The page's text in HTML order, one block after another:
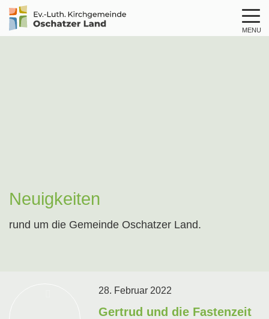
Logo
MENU
Neuigkeiten
rund um die Gemeinde Oschatzer Land.
28. Februar 2022
Gertrud und die Fastenzeit